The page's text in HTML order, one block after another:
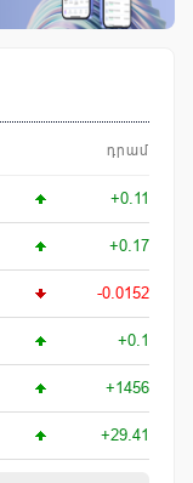
դրամ
+0.11
+0.17
-0.0152
+0.1
+1456
+29.41